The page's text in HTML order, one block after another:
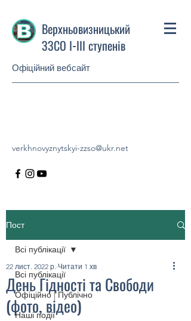
Верхньовизницький
ЗЗСО І-ІІІ ступенів
Офіційний вебсайт
verkhnovyznytskyi-zzso@ukr.net
Пост
Всі публікації
Офіційно | Публічно
Наші події
Всі публікації
День Гідності та Свободи
(фото, відео)
22 лист. 2022 р. Читати 1 хв